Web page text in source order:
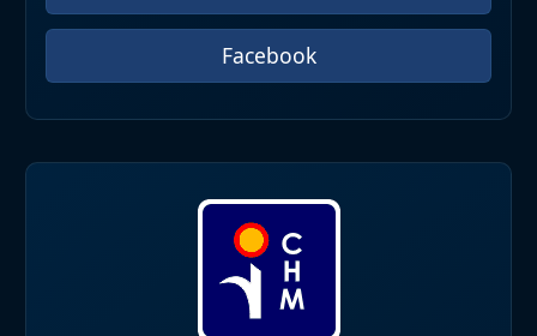
Facebook